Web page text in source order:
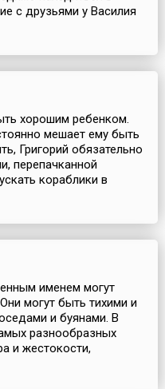
с друзьями у Василия
хорошим ребенком.
мешает ему быть
Григорий обязательно
перепачканной
кораблики в
именем могут
могут быть тихими и
и буянами. В
разнообразных
и жестокости,